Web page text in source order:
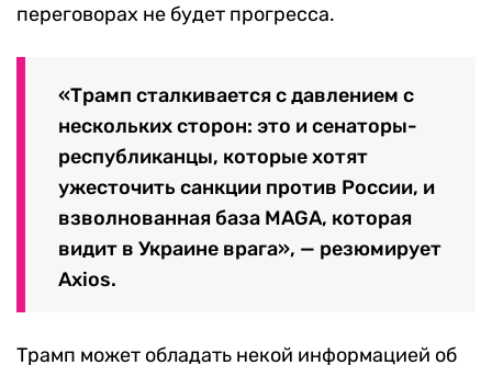
переговорах не будет прогресса.
«Трамп сталкивается с давлением с
нескольких сторон: это и сенаторы-
республиканцы, которые хотят
ужесточить санкции против России, и
взволнованная база MAGA, которая
видит в Украине врага», — резюмирует
Axios.
Трамп может обладать некой информацией об